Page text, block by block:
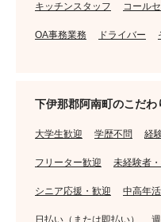
キッチンスタッフ コール
OA事務業務 ドライバー
下伊那郡阿南町のこだわ
大学生歓迎 学歴不問 経
フリーター歓迎 未経験者
シニア応援・歓迎 中高年